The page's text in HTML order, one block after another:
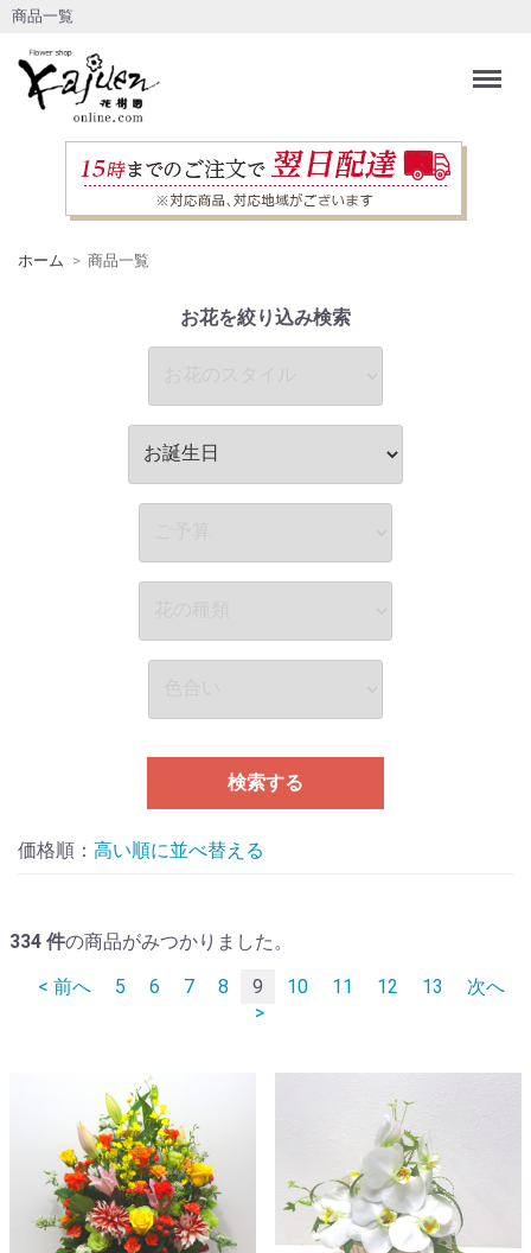
商品一覧
Menu
ホーム 商品一覧
お花を絞り込み検索
検索する
価格順： 並べ替える
334 件の商品がみつかりました。
< 前へ
5 6 7 8 9 10 11 12 13
次へ
>